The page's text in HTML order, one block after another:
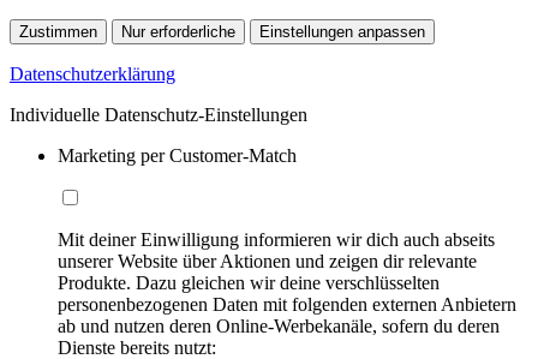
Zustimmen Nur erforderliche Einstellungen anpassen
Datenschutzerklärung
Individuelle Datenschutz-Einstellungen
Marketing per Customer-Match
Mit deiner Einwilligung informieren wir dich auch abseits
unserer Website über Aktionen und zeigen dir relevante
Produkte. Dazu gleichen wir deine verschlüsselten
personenbezogenen Daten mit folgenden externen Anbietern
ab und nutzen deren Online-Werbekanäle, sofern du deren
Dienste bereits nutzt: